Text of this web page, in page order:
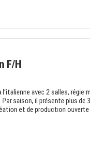
F/H
avec 2 salles, régie
saison, il présente plus de
et de production ouverte